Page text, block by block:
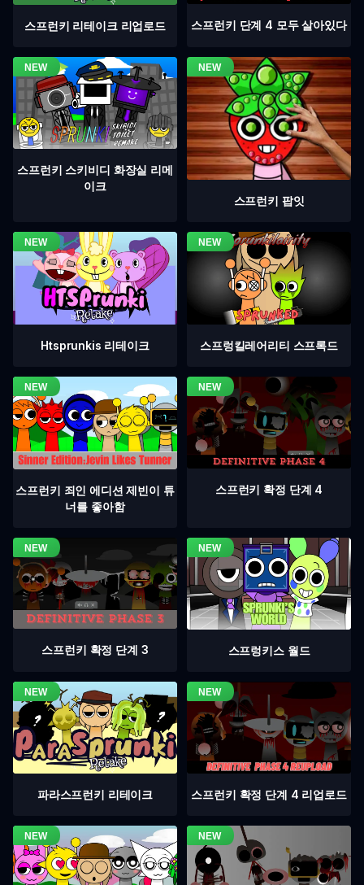
스프런키 리테이크 리업로드 스프런키 단계 4 모두 살아있다
스프런키 스키비디 화장실 리메
이크
스프런키 팝잇
Htsprunkis 리테이크 스프렁킬레어리티 스프록드
스프런키 죄인 에디션 제빈이 튜
너를 좋아함
스프런키 확정 단계 4
스프런키 확정 단계 3 스프렁키스 월드
파라스프런키 리테이크 스프런키 확정 단계 4 리업로드